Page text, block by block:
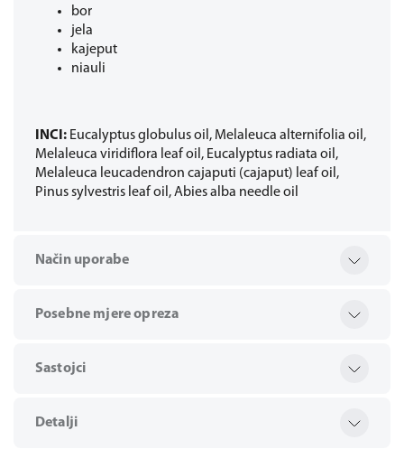
bor
jela
kajeput
niauli
INCI: Eucalyptus globulus oil, Melaleuca alternifolia oil,
Melaleuca viridiflora leaf oil, Eucalyptus radiata oil,
Melaleuca leucadendron cajaputi (cajaput) leaf oil,
Pinus sylvestris leaf oil, Abies alba needle oil
Način uporabe
Posebne mjere opreza
Sastojci
Detalji